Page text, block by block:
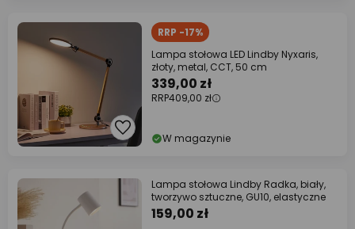
RRP -17%
Lampa stołowa LED Lindby Nyxaris,
złoty, metal, CCT, 50 cm
339,00 zł
RRP409,00 zł
W magazynie
Lampa stołowa Lindby Radka, biały,
tworzywo sztuczne, GU10, elastyczne
159,00 zł